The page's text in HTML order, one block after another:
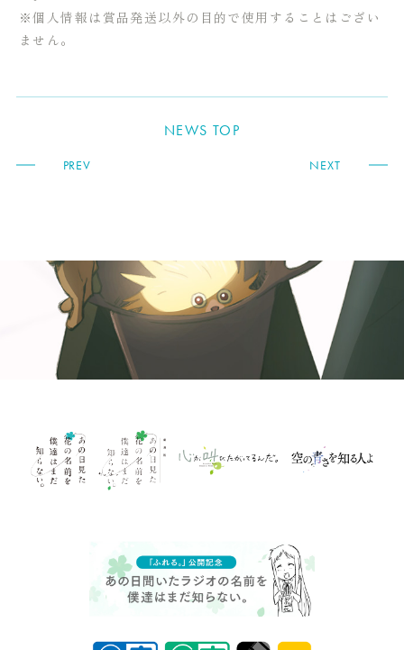
※個人情報は賞品発送以外の目的で使用することはござい
ません。
PREV
NEWS TOP
NEXT